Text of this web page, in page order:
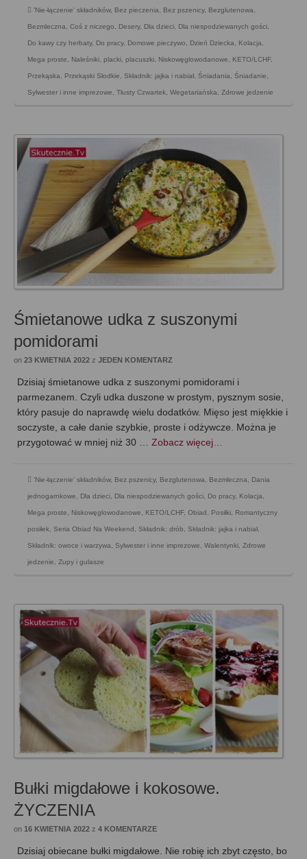
'Nie-łączenie' składników, Bez pieczenia, Bez pszenicy, Bezglutenowa,
Bezmleczna, Coś z niczego, Desery, Dla dzieci, Dla niespodziewanych gości,
Do kawy czy herbaty, Do pracy, Domowe pieczywo, Dzień Dziecka, Kolacja,
Mega proste, Naleśniki, placki, placuszki, Niskowęglowodanowe, KETO/LCHF,
Przekąska, Przekąski Słodkie, Składnik: jajka i nabiał, Śniadania, Śniadanie,
Sylwester i inne imprezowe, Tłusty Czwartek, Wegetariańska, Zdrowe jedzenie
Śmietanowe udka z suszonymi
pomidorami
on 23 KWIETNIA 2022 z JEDEN KOMENTARZ
Dzisiaj śmietanowe udka z suszonymi pomidorami i
parmezanem. Czyli udka duszone w prostym, pysznym sosie,
który pasuje do naprawdę wielu dodatków. Mięso jest miękkie i
soczyste, a całe danie szybkie, proste i odżywcze. Można je
przygotować w mniej niż 30 … Zobacz więcej…
'Nie-łączenie' składników, Bez pszenicy, Bezglutenowa Bezmleczna Dania
jednogarnkowe Dla dzieci Dla niespodziewanych gości Do pracy, Kolacja
Mega proste Niskowęglowodanowe, KETO/LCHF, Obiad Posiłki Romantyczny
posiłek Seria Obiad Na Weekend Składnik: drób Składnik: jajka i nabiał
Składnik: owoce i warzywa Sylwester i inne imprezowe Walentynki Zdrowe
jedzenie Zupy i gulasze
Bułki migdałowe i kokosowe.
ŻYCZENIA
on 16 KWIETNIA 2022 z 4 KOMENTARZE
Dzisiaj obiecane bułki migdałowe. Nie robię ich zbyt często, bo